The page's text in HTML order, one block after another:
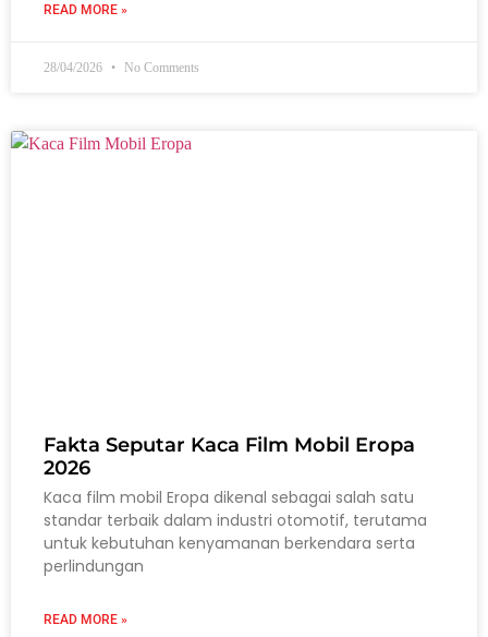
READ MORE »
28/04/2026 No Comments
Fakta Seputar Kaca Film Mobil Eropa
2026
Kaca film mobil Eropa dikenal sebagai salah satu
standar terbaik dalam industri otomotif, terutama
untuk kebutuhan kenyamanan berkendara serta
perlindungan
READ MORE »